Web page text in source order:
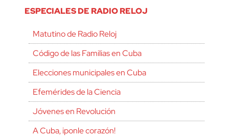
ESPECIALES DE RADIO RELOJ
Matutino de Radio Reloj
Código de las Familias en Cuba
Elecciones municipales en Cuba
Efemérides de la Ciencia
Jóvenes en Revolución
A Cuba, ¡ponle corazón!